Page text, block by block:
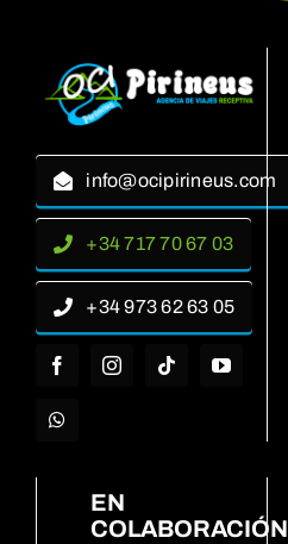
info@ocipirineus.com
+34 717 70 67 03
+34 973 62 63 05
EN
COLABORACIÓN